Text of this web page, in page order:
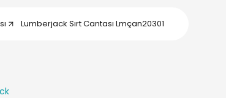
Lumberjack Sırt Cantası Lmçan20301